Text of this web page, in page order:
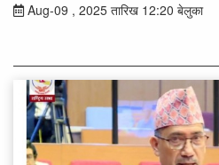
Aug-09 , 2025 तारिख 12:20 बेलुका